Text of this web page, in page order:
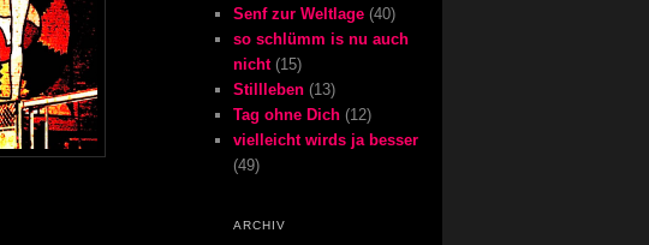
Senf zur Weltlage (40)
so schlümm is nu auch
nicht(15)
Stillleben (13)
Tag ohne Dich (12)
vielleicht wirds ja besser
(49)
ARCHIV